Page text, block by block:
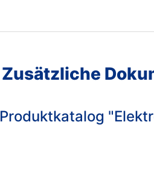
Zusätzliche
Produktkatalog